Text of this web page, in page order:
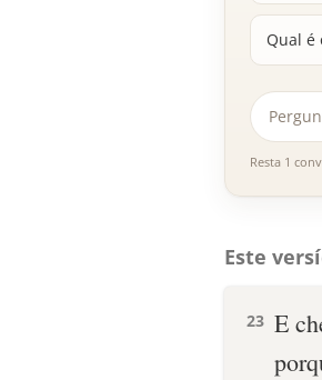
Qual é
Resta 1
Este
23 E